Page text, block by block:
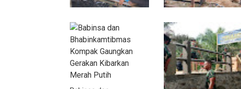
Warung Kopi Jadi Ruang
Komsos, Babinsa Ajak
Warga Jaga Keamanan
Lingkungan
Program TNI AD
Manunggal Air Masuki
Tahap Pendirian Tower
Polytank di Simpang Kiri